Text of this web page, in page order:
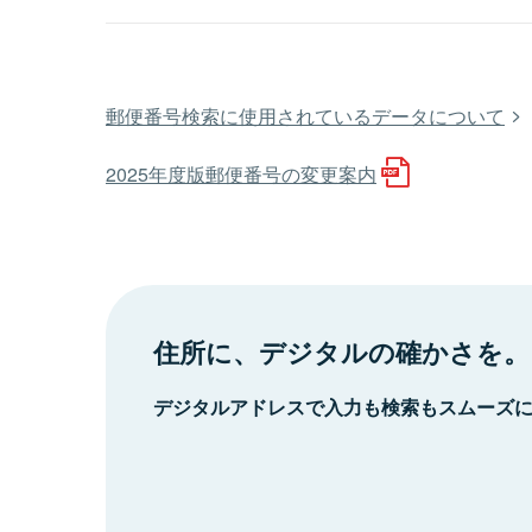
郵便番号検索に使用されているデータについて
2025年度版郵便番号の変更案内
住所に、デジタルの確かさを。
デジタルアドレスで入力も検索もスムーズ